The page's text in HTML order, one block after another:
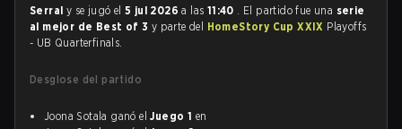
Serral y se jugó el5 jul 2026a las 11:40 . El partido fue una serie
al mejor de Best of 3 y parte del HomeStory Cup XXIX Playoffs
- UB Quarterfinals.
Desglose del partido
Joona Sotala ganó elJuego 1 en